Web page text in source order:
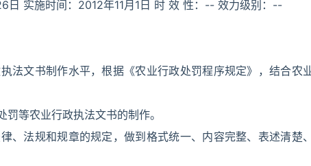
实施时间：2012年11月1日 时 效 性：-- 效力级别：--
法文书制作水平，根据《农业行政处罚程序规定》，结合农
等农业行政执法文书的制作。
、法规和规章的规定，做到格式统一、内容完整、表述清楚、